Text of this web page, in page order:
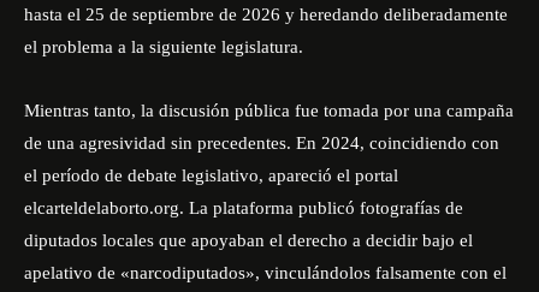
hasta el 25 de septiembre de 2026 y heredando deliberadamente
el problema a la siguiente legislatura.
Mientras tanto, la discusión pública fue tomada por una campaña
de una agresividad sin precedentes. En 2024, coincidiendo con
el período de debate legislativo, apareció el portal
elcarteldelaborto.org. La plataforma publicó fotografías de
diputados locales que apoyaban el derecho a decidir bajo el
apelativo de «narcodiputados», vinculándolos falsamente con el